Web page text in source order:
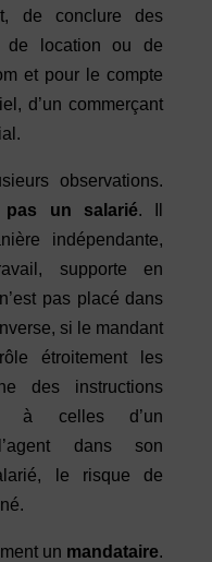
de conclure des
de location ou de
et pour le compte
d’un commerçant
observations.
pas un salarié. Il
indépendante,
supporte en
pas placé dans
si le mandant
étroitement les
des instructions
à celles d’un
dans son
le risque de
un mandataire.